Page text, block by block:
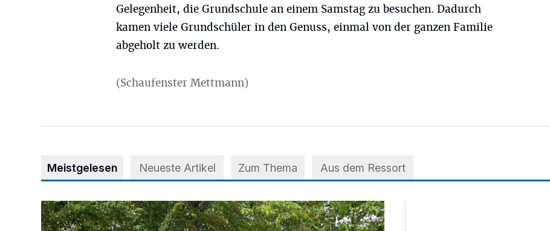
Gelegenheit, die Grundschule an einem Samstag zu besuchen. Dadurch
kamen viele Grundschüler in den Genuss, einmal von der ganzen Familie
abgeholt zu werden.
(Schaufenster Mettmann)
Meistgelesen Neueste Artikel Zum Thema Aus dem Ressort
Aus Grau wird Haltung